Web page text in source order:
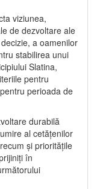
viziunea,
de dezvoltare ale
a oamenilor
stabilirea unui
Slatina,
pentru
perioada de
durabilă
al cetățenilor
și prioritățile
în